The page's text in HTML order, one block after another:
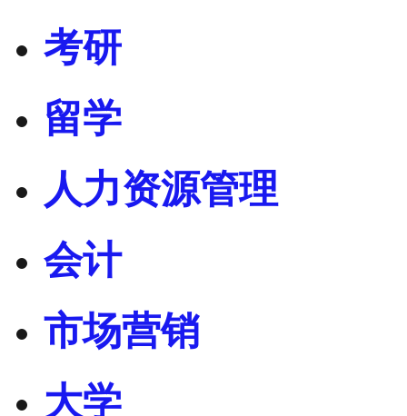
考研
留学
人力资源管理
会计
市场营销
大学